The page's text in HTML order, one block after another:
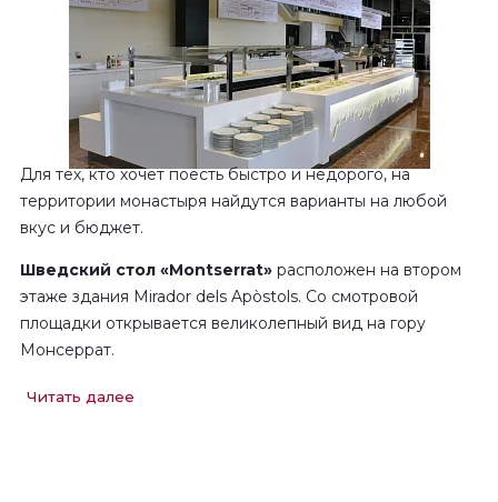
Для тех, кто хочет поесть быстро и недорого, на
территории монастыря найдутся варианты на любой
вкус и бюджет.
Шведский стол «Montserrat» расположен на втором
этаже здания Mirador dels Apòstols. Со смотровой
площадки открывается великолепный вид на гору
Монсеррат.
Идеальное место для
Читать далее